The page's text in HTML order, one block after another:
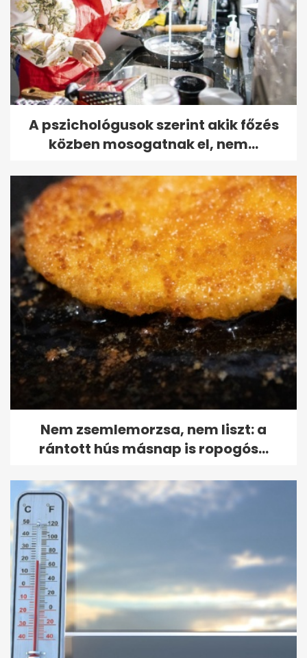
A pszichológusok szerint akik főzés
közben mosogatnak el, nem...
Nem zsemlemorzsa, nem liszt: a
rántott hús másnap is ropogós...